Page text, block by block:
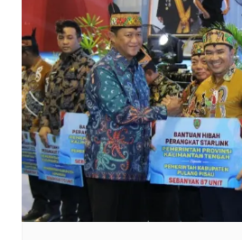
r
e
n
d
l
y